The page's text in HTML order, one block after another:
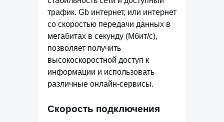
трафик. Gb интернет, или интернет
со скоростью передачи данных в
мегабитах в секунду (Мбит/с),
позволяет получить
высокоскоростной доступ к
информации и использовать
различные онлайн-сервисы.
Скорость подключения